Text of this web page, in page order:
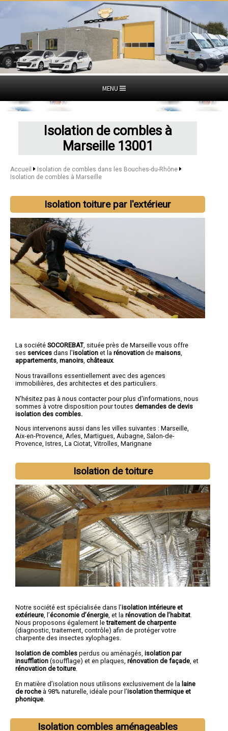
MENU
Isolation de combles à
Marseille 13001
Accueil
Isolation de combles dans les Bouches-du-Rhône
Isolation de combles à Marseille
Isolation toiture par l'extérieur
La société SOCOREBAT, située près de Marseille vous offre
ses services dans l'isolation et la rénovation de maisons,
appartements, manoirs, châteaux.
Nous travaillons essentiellement avec des agences
immobilières, des architectes et des particuliers.
N'hésitez pas à nous contacter pour plus d'informations, nous
sommes à votre disposition pour toutes demandes de devis
isolation des combles.
Nous intervenons aussi dans les villes suivantes : Marseille,
Aix-en-Provence, Arles, Martigues, Aubagne, Salon-de-
Provence, Istres, La Ciotat, Vitrolles, Marignane
Isolation de toiture
Notre société est spécialisée dans l’isolation intérieure et
extérieure, l’économie d’énergie, et la rénovation de l’habitat.
Nous proposons également letraitement de charpente
(diagnostic, traitement, contrôle) afin de protéger votre
charpente des insectes xylophages.
Isolation de combles perdus ou aménagés, isolation par
insufflation (soufflage) et en plaques, rénovation de façade, et
rénovation de toiture.
En matière d’isolation nous utilisons exclusivement de la laine
de roche à 98% naturelle, idéale pour l’isolation thermique et
phonique.
Isolation combles aménageables